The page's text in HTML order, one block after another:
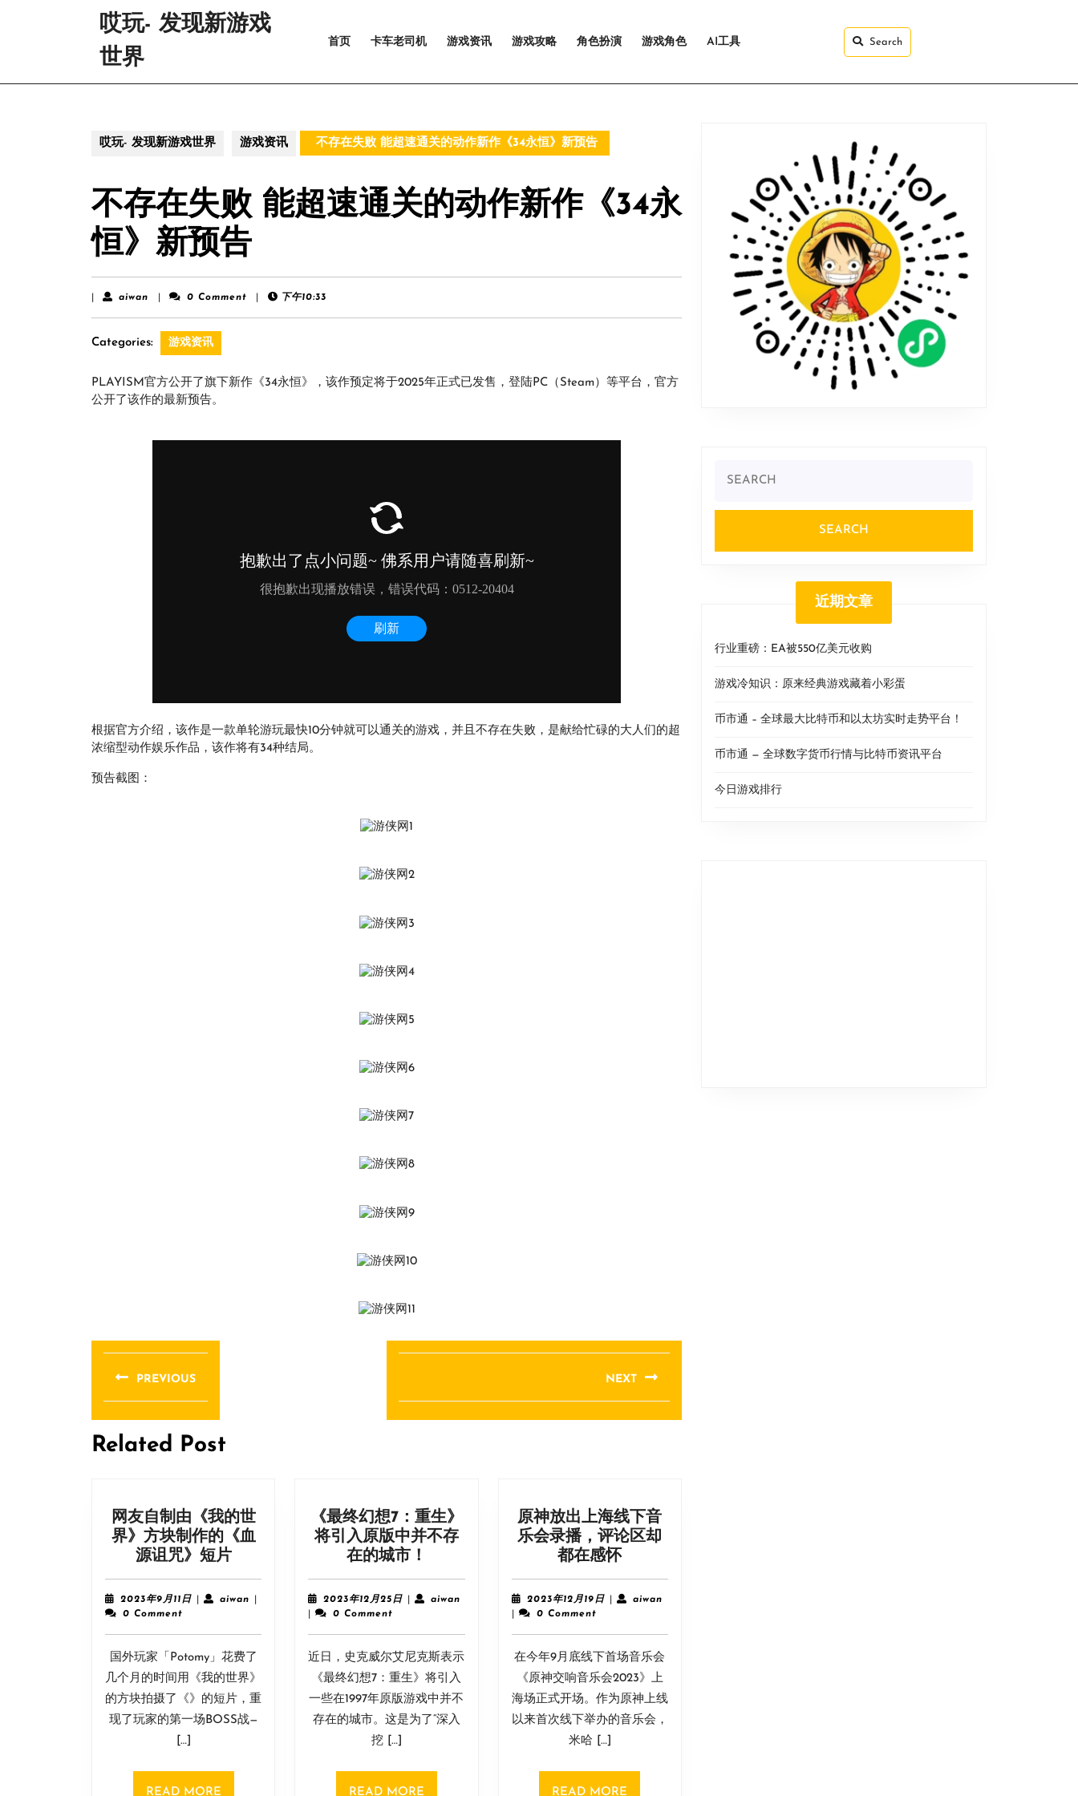
哎玩- 发现新游戏
世界
首页 卡车老司机 游戏资讯 游戏攻略 角色扮演 游戏角色 AI工具 Search
哎玩- 发现新游戏世界 游戏资讯 不存在失败 能超速通关的动作新作《34永恒》新预告
不存在失败 能超速通关的动作新作《34永
恒》新预告
aiwan aiwan 0 Comment 下午10:33
Categories: 游戏资讯
PLAYISM官方公开了旗下新作《34永恒》，该作预定将于2025年正式已发售，登陆PC（Steam）等平台，官方
公开了该作的最新预告。
根据官方介绍，该作是一款单轮游玩最快10分钟就可以通关的游戏，并且不存在失败，是献给忙碌的大人们的超
浓缩型动作娱乐作品，该作将有34种结局。
预告截图：
文
章
导
航
PREVIOUS
post:
NEXT
post:
Related Post
网友自制由《我的世
界》方块制作的《血
源诅咒》短片网
自
由
《我
的
世
界》
方
2023年9月11日2023
11
日
aiwanaiwan
0 Comment
国外玩家「Potomy」花费了
几个月的时间用《我的世界》
的方块拍摄了《》的短片，重
现了玩家的第一场BOSS战—
[…]
READ MOREREAD
《最终幻想7：重生》
将引入原版中并不存
在的城市！
幻
7：
重
生》
将
引
入
2023年12月25日2023
25
日
aiwan
0 Comment
近日，史克威尔艾尼克斯表示
《最终幻想7：重生》将引入
一些在1997年原版游戏中并不
存在的城市。这是为了“深入
挖 […]
READ MOREREAD
原神放出上海线下音
乐会录播，评论区却
都在感怀原
放
上
海
线
下
音
乐
播，
2023年12月19日2023
19
日
aiwanaiwan
0 Comment
在今年9月底线下首场音乐会
《原神交响音乐会2023》上
海场正式开场。作为原神上线
以来首次线下举办的音乐会，
米哈 […]
READ MORE
for:
近期文章
行业重磅：EA被550亿美元收购
游戏冷知识：原来经典游戏藏着小彩蛋
币市通 – 全球最大比特币和以太坊实时走势平台！
币市通 — 全球数字货币行情与比特币资讯平台
今日游戏排行